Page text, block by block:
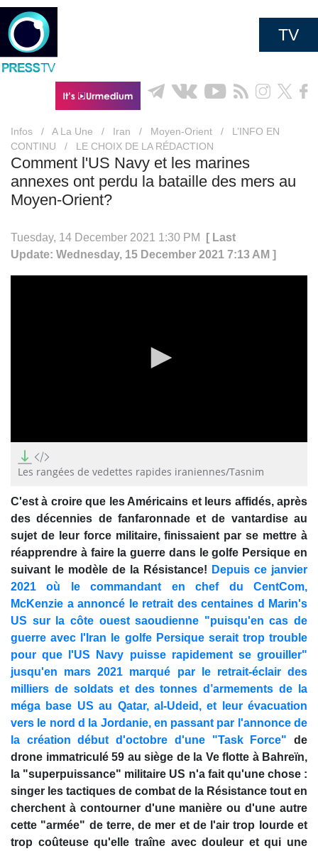
TV
Infos / A La Une / Iran / Moyen-Orient /
L’INFO EN
CONTINU
/ LE CHOIX DE LA RÉDACTION
Comment l'US Navy et les marines
annexes ont perdu la bataille des mers au
Moyen-Orient?
Tuesday, 14 December 2021 1:30 PM
[ Last
Update: Wednesday, 15 December 2021 7:13 AM ]
seconds
of
44
seconds
Les rangées de vedettes rapides iraniennes/Tasnim
C'est à croire que les Américains et leurs affidés, après
des décennies de fanfaronnade et de vantardise au
sujet de leur force militaire, finissaient par se mettre à
réapprendre à faire la guerre dans le golfe Persique en
suivant le modèle de la Résistance! Depuis ce janvier
2021 où le commandant en chef du CentCom,
McKenzie a annoncé le retrait des centaines d Marin's
US sur la côte ouest saoudienne "puisqu'en cas de
guerre avec l'Iran le golfe Persique serait trop trouble
pour que l'US Navy puisse rapidement se grouiller"
jusqu'en mars 2021 marqué par le retrait-éclair des
milliers de soldats et des tonnes d’armements de la
méga base US au Qatar, al-Udeid, et leur évacuation
vers le nord d la Jordanie, en passant par l'annonce de
la création début d'octobre d'une "Task Force" de
drone immatriculé 59 au siège de la Ve flotte à Bahreïn,
la "superpuissance" militaire US n'a fait qu'une chose :
singer les tactiques de combat de la Résistance tout en
cherchent à contourner d'une manière ou d'une autre
cette "armée" de terre, de mer et de l'air trop lourde et
trop coûteuse qu'elle traîne avec douleur et qui une